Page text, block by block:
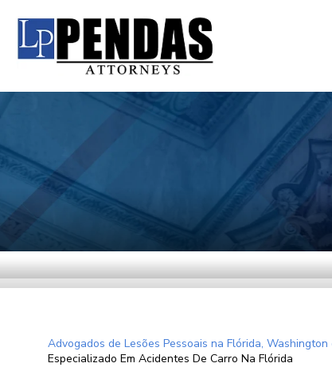
Advogados de Lesões Pessoais na Flórida, Washington
Especializado Em Acidentes De Carro Na Flórida